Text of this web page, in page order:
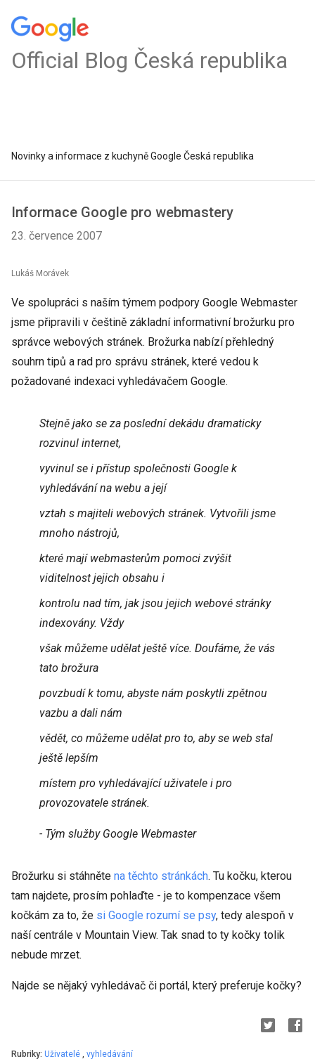
Official Blog Česká republika
Novinky a informace z kuchyně Google Česká republika
Informace Google pro webmastery
23. července 2007
Lukáš Morávek
Ve spolupráci s naším týmem podpory Google Webmaster
jsme připravili v češtině základní informativní brožurku pro
správce webových stránek. Brožurka nabízí přehledný
souhrn tipů a rad pro správu stránek, které vedou k
požadované indexaci vyhledávačem Google.
Stejně jako se za poslední dekádu dramaticky
rozvinul internet,
vyvinul se i přístup společnosti Google k
vyhledávání na webu a její
vztah s majiteli webových stránek. Vytvořili jsme
mnoho nástrojů,
které mají webmasterům pomoci zvýšit
viditelnost jejich obsahu i
kontrolu nad tím, jak jsou jejich webové stránky
indexovány. Vždy
však můžeme udělat ještě více. Doufáme, že vás
tato brožura
povzbudí k tomu, abyste nám poskytli zpětnou
vazbu a dali nám
vědět, co můžeme udělat pro to, aby se web stal
ještě lepším
místem pro vyhledávající uživatele i pro
provozovatele stránek.
- Tým služby Google Webmaster
Brožurku si stáhněte na těchto stránkách. Tu kočku, kterou
tam najdete, prosím pohlaďte - je to kompenzace všem
kočkám za to, že si Google rozumí se psy, tedy alespoň v
naší centrále v Mountain View. Tak snad to ty kočky tolik
nebude mrzet.
Najde se nějaký vyhledávač či portál, který preferuje kočky?
Rubriky: Uživatelé , vyhledávání